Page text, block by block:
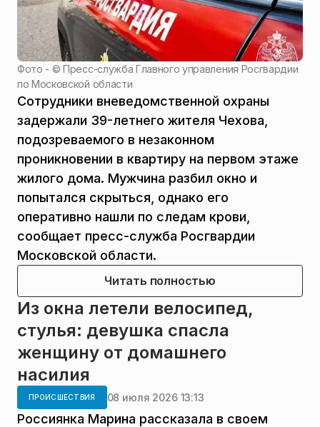
Фото - ©Пресс-служба Главного управления Росгвардии
по Московской области
Сотрудники вневедомственной охраны
задержали 39-летнего жителя Чехова,
подозреваемого в незаконном
проникновении в квартиру на первом этаже
жилого дома. Мужчина разбил окно и
попытался скрыться, однако его
оперативно нашли по следам крови,
сообщает пресс-служба Росгвардии
Московской области.
Читать полностью
Из окна летели велосипед,
стулья: девушка спасла
женщину от домашнего
насилия
ПРОИСШЕСТВИЯ 08 июля 2026 13:13
Россиянка Марина рассказала в своем